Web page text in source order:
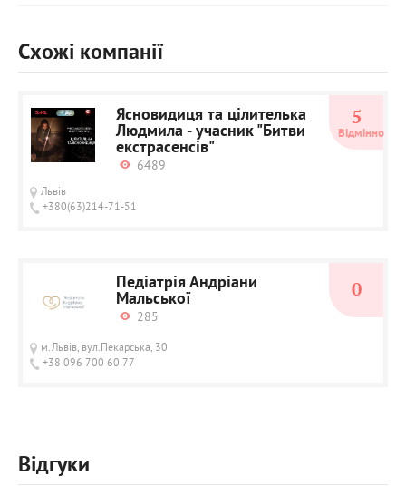
Схожі компанії
Ясновидиця та цілителька
Людмила - учасник "Битви
екстрасенсів"
6489
Львів
+380(63)214-71-51
5
Відмінно
Педіатрія Андріани
Мальської
285
м.Львів, вул.Пекарська, 30
+38 096 700 60 77
0
Відгуки